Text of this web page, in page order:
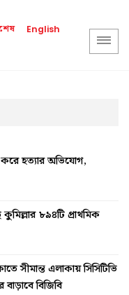
English
হত্যার অভিযোগ,
৮৯৪টি প্রাথমিক
সীমান্ত এলাকায় সিসিটিভি
বিজিবি